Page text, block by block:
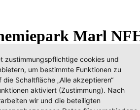
Marl
zustimmungspflichtige cookies und
um bestimmte Funktionen zu
die Schaltfläche „Alle akzeptieren“
aktiviert (Zustimmung). Nach
wir und die beteiligten